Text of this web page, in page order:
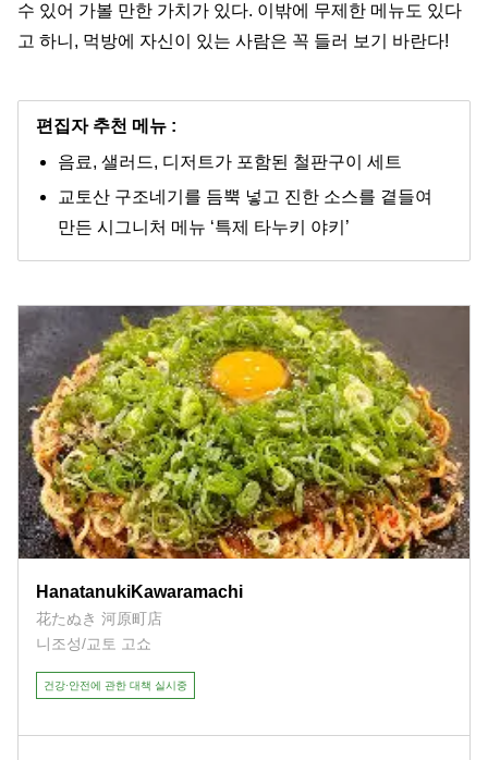
수 있어 가볼 만한 가치가 있다. 이밖에 무제한 메뉴도 있다
고 하니, 먹방에 자신이 있는 사람은 꼭 들러 보기 바란다!
편집자 추천 메뉴 :
음료, 샐러드, 디저트가 포함된 철판구이 세트
교토산 구조네기를 듬뿍 넣고 진한 소스를 곁들여
만든 시그니처 메뉴 ‘특제 타누키 야키’
HanatanukiKawaramachi
花たぬき 河原町店
니조성/교토 고쇼
건강·안전에 관한 대책 실시중